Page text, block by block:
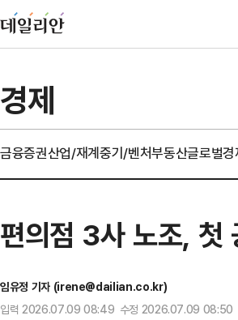
경제
금융증권산업/재계중기/벤처부동산글로벌경
편의점 3사 노조, 첫
임유정 기자 (irene@dailian.co.kr)
입력 2026.07.09 08:49 수정 2026.07.09 08:50